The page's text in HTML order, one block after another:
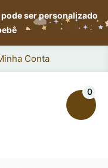
ser personalizado
Conta
0